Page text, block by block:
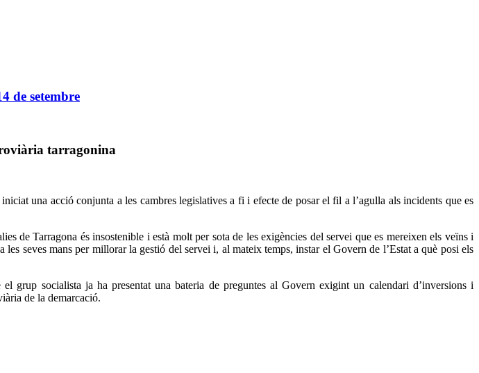
de setembre
tarragonina
una acció conjunta a les cambres legislatives a fi i efecte de posar el fil a l’agulla als incidents que es
de Tarragona és insostenible i està molt per sota de les exigències del servei que es mereixen els veïns i
seves mans per millorar la gestió del servei i, al mateix temps, instar el Govern de l’Estat a què posi els
grup socialista ja ha presentat una bateria de preguntes al Govern exigint un calendari d’inversions i
de la demarcació.